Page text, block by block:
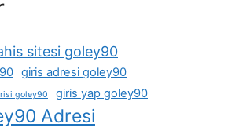
sitesi goley90
giris adresi goley90
goley90 giris yap goley90
Adresi